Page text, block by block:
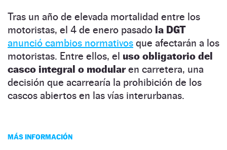
Tras un año de elevada mortalidad entre los
motoristas, el 4 de enero pasado la DGT
anunció cambios normativos que afectarán a los
motoristas. Entre ellos, el uso obligatorio del
casco integral o modularen carretera, una
decisión que acarrearía la prohibición de los
cascos abiertos en las vías interurbanas.
MÁS INFORMACIÓN